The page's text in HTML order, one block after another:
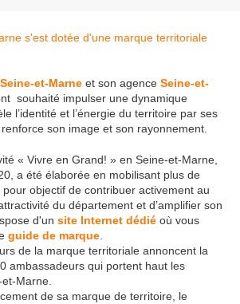
et-Marne et son agence Seine-et-
souhaité impulser une dynamique
l’identité et l’énergie du territoire par ses
son image et son rayonnement.
« Vivre en Grand! » en Seine-et-Marne,
a été élaborée en mobilisant plus de
objectif de contribuer activement au
du département et d’amplifier son
d'un site Internet dédié où vous
guide de marque
de la marque territoriale annoncent la
ambassadeurs qui portent haut les
Marne.
de sa marque de territoire, le